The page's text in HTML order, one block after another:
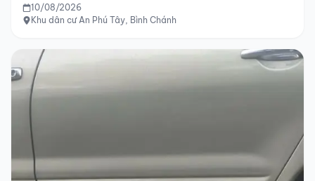
10/08/2026
Khu dân cư An Phú Tây, Bình Chánh